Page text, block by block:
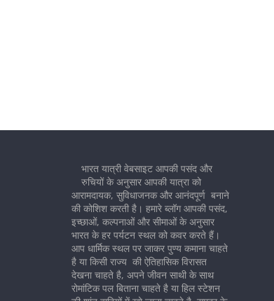
भारत यात्री वेबसाइट आपकी पसंद और
रुचियों के अनुसार आपकी यात्रा को
आरामदायक, सुविधाजनक और आनंदपूर्ण बनाने
की कोशिश करती है। हमारे ब्लॉग आपकी पसंद,
इच्छाओं, कल्पनाओं और सीमाओं के अनुसार
भारत के हर पर्यटन स्थल को कवर करते हैं।
आप धार्मिक स्थल पर जाकर पुण्य कमाना चाहते
है या किसी राज्य की ऐतिहासिक विरासत
देखना चाहते है, अपने जीवन साथी के साथ
रोमांटिक पल बिताना चाहते है या हिल स्टेशन